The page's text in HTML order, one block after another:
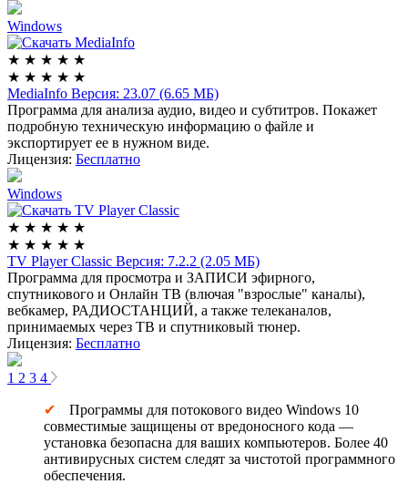
Windows
★ ★ ★ ★ ★
★ ★ ★ ★ ★
MediaInfo Версия: 23.07 (6.65 МБ)
Программа для анализа аудио, видео и субтитров. Покажет
подробную техническую информацию о файле и
экспортирует ее в нужном виде.
Лицензия: Бесплатно
Windows
★ ★ ★ ★ ★
★ ★ ★ ★ ★
TV Player Classic Версия: 7.2.2 (2.05 МБ)
Программа для просмотра и ЗАПИСИ эфирного,
спутникового и Онлайн ТВ (влючая "взрослые" каналы),
вебкамер, РАДИОСТАНЦИЙ, а также телеканалов,
принимаемых через ТВ и спутниковый тюнер.
Лицензия: Бесплатно
1 2 3 4
Программы для потокового видео Windows 10
совместимые защищены от вредоносного кода —
установка безопасна для ваших компьютеров. Более 40
антивирусных систем следят за чистотой программного
обеспечения.